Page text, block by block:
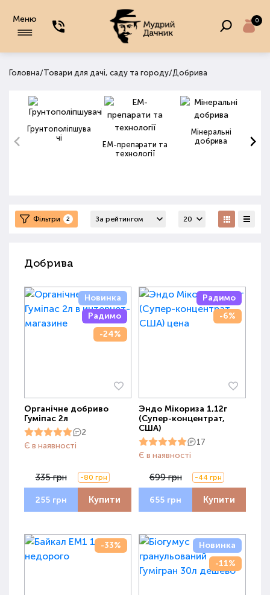
Меню 0
Головна/Товари для дачі, саду та городу/Добрива
Грунтополіпшува
чі
ЕМ-препарати та
технології
Мінеральні
добрива
Фільтри 2
Добрива
Новинка
Радимо
-24%
Органічне добриво
Гуміпас 2л
2
Є в наявності
335 грн -80 грн
255 грн Купити
Радимо
-6%
Эндо Мікориза 1,12г
(Супер-концентрат,
США)
17
Є в наявності
699 грн -44 грн
655 грн Купити
-33%
Новинка
-11%